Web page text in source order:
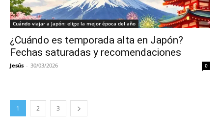
Cuándo viajar a Japón: elige la mejor época del año
¿Cuándo es temporada alta en Japón?
Fechas saturadas y recomendaciones
Jesús - 30/03/2026 0
1 2 3